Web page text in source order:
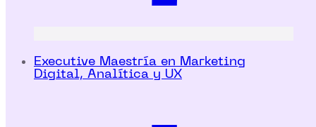
Executive Maestría en Marketing
Digital, Analítica y UX